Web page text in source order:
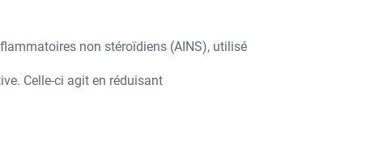
non stéroïdiens (AINS), utilisé
Celle-ci agit en réduisant